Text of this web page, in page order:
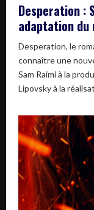
Desperation :
adaptation du
Desperation, le
connaître une
Sam Raimi à la
Lipovsky à la